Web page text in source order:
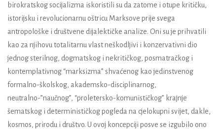
birokratskog socijalizma iskoristili su da zatome i otupe kritičku,
istorijsku i revolucionarnu oštricu Marksove prije svega
antropološke i društvene dijalektičke analize. Oni su je prihvatili
kao za njihovu totalitarnu vlast neškodljivi i konzervativni dio
jednog sterilnog, dogmatskog i nekritičkog, posmatračkog i
kontemplativnog “marksizma” shvaćenog kao jedinstvenog
formalno-školskog, akademsko-disciplinarnog,
neutralno-”naučnog”, “proletersko-komunističkog” krajnje
šematskog i determinističkog pogleda na cjelokupni svijet, dakle,
kosmos, prirodu i društvo. U ovoj koncepciji posve se izgubilo ono